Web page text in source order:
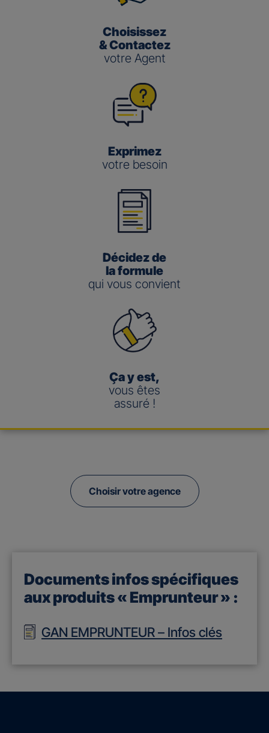
Choisissez
& Contactez
votre Agent
Exprimez
votre besoin
Décidez de
la formule
qui vous convient
Ça y est,
vous êtes
assuré !
Choisir votre agence
Documents infos spécifiques
aux produits « Emprunteur » :
GAN EMPRUNTEUR – Infos clés